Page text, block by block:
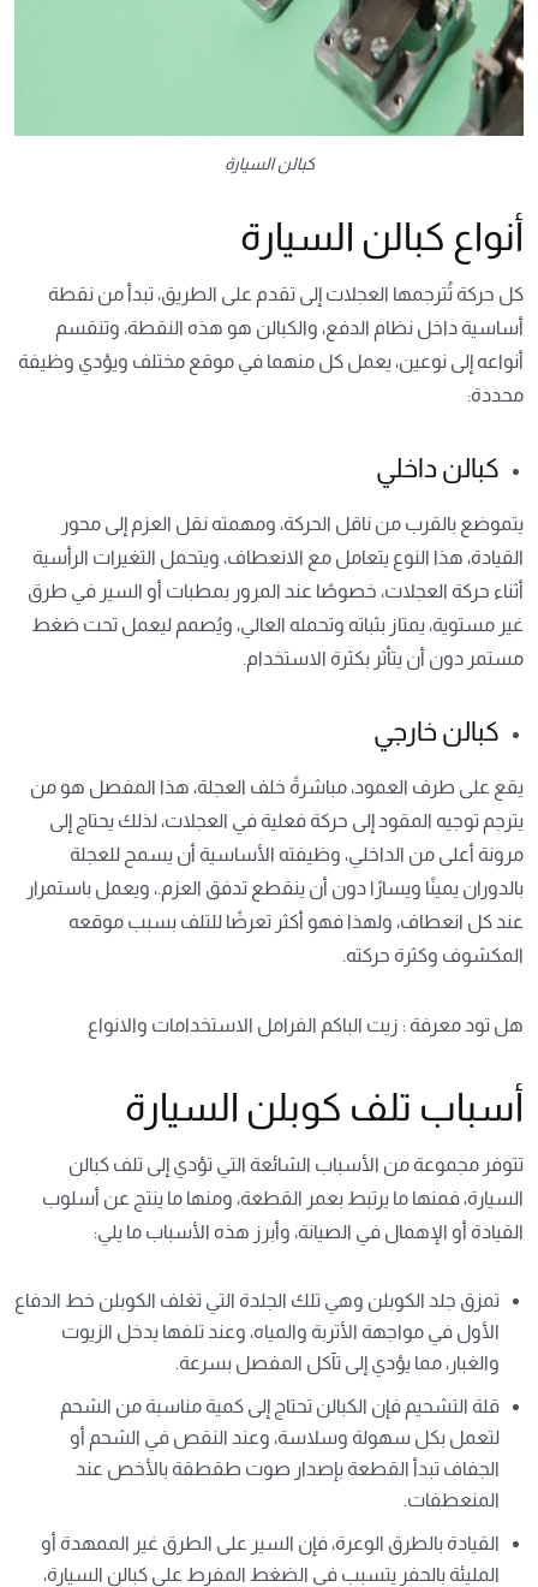
كبالن السيارة
أنواع كبالن السيارة
كل حركة تُترجمها العجلات إلى تقدم على الطريق، تبدأ من نقطة
أساسية داخل نظام الدفع، والكبالن هو هذه النقطة، وتنقسم
أنواعه إلى نوعين، يعمل كل منهما في موقع مختلف ويؤدي وظيفة
محددة:
كبالن داخلي
يتموضع بالقرب من ناقل الحركة، ومهمته نقل العزم إلى محور
القيادة، هذا النوع يتعامل مع الانعطاف، ويتحمل التغيرات الرأسية
أثناء حركة العجلات، خصوصًا عند المرور بمطبات أو السير في طرق
غير مستوية، يمتاز بثباته وتحمله العالي، ويُصمم ليعمل تحت ضغط
مستمر دون أن يتأثر بكثرة الاستخدام.
كبالن خارجي
يقع على طرف العمود، مباشرةً خلف العجلة، هذا المفصل هو من
يترجم توجيه المقود إلى حركة فعلية في العجلات، لذلك يحتاج إلى
مرونة أعلى من الداخلي، وظيفته الأساسية أن يسمح للعجلة
بالدوران يمينًا ويسارًا دون أن ينقطع تدفق العزم.، ويعمل باستمرار
عند كل انعطاف، ولهذا فهو أكثر تعرضًا للتلف بسبب موقعه
المكشوف وكثرة حركته.
هل تود معرفة : زيت الباكم الفرامل الاستخدامات والانواع
أسباب تلف كوبلن السيارة
تتوفر مجموعة من الأسباب الشائعة التي تؤدي إلى تلف كبالن
السيارة، فمنها ما يرتبط بعمر القطعة، ومنها ما ينتج عن أسلوب
القيادة أو الإهمال في الصيانة، وأبرز هذه الأسباب ما يلي:
تمزق جلد الكوبلن وهي تلك الجلدة التي تغلف الكوبلن خط الدفاع
الأول في مواجهة الأتربة والمياه، وعند تلفها يدخل الزيوت
والغبار، مما يؤدي إلى تآكل المفصل بسرعة.
قلة التشحيم فإن الكبالن تحتاج إلى كمية مناسبة من الشحم
لتعمل بكل سهولة وسلاسة، وعند النقص في الشحم أو
الجفاف تبدأ القطعة بإصدار صوت طقطقة بالأخص عند
المنعطفات.
القيادة بالطرق الوعرة، فإن السير على الطرق غير الممهدة أو
المليئة بالحفر يتسبب في الضغط المفرط على كبالن السيارة،